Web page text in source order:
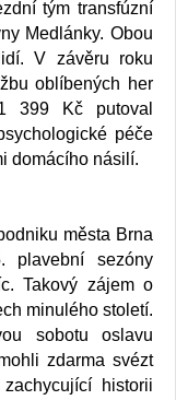
tým transfúzní
Medlánky. Obou
V závěru roku
oblíbených her
399 Kč putoval
péče
domácího násilí.
města Brna
plavební sezóny
Takový zájem o
minulého století.
sobotu oslavu
zdarma svézt
historii